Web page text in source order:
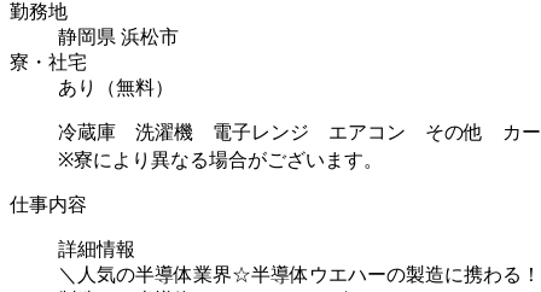
勤務地
静岡県 浜松市
寮・社宅
あり（無料）
冷蔵庫 洗濯機 電子レンジ エアコン その他 カー
※寮により異なる場合がございます。
仕事内容
詳細情報
＼人気の半導体業界☆半導体ウエハーの製造に携わる